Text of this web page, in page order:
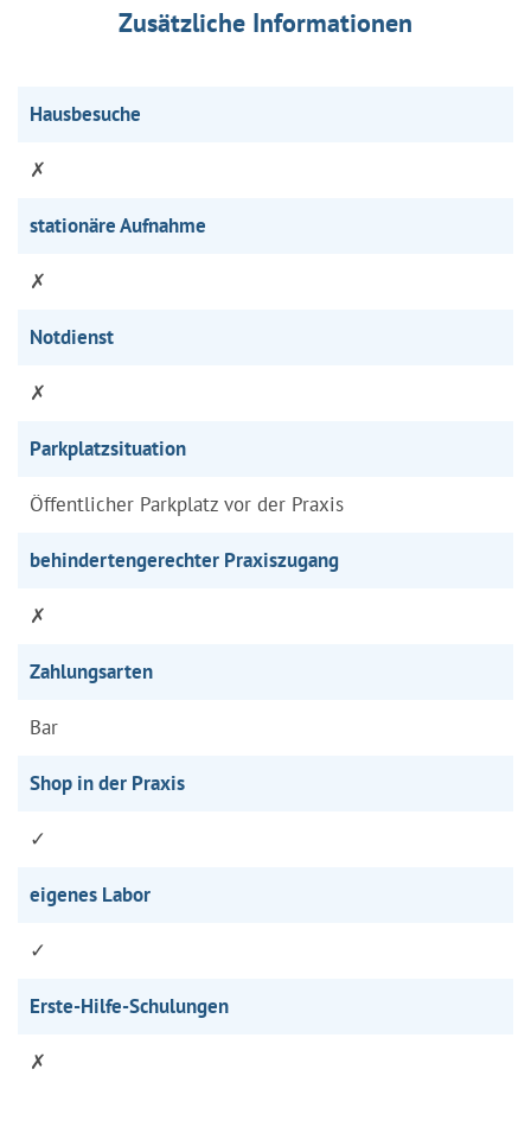
Zusätzliche Informationen
Hausbesuche
✗
stationäre Aufnahme
✗
Notdienst
✗
Parkplatzsituation
Öffentlicher Parkplatz vor der Praxis
behindertengerechter Praxiszugang
✗
Zahlungsarten
Bar
Shop in der Praxis
✓
eigenes Labor
✓
Erste-Hilfe-Schulungen
✗